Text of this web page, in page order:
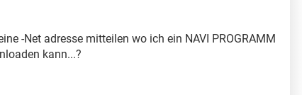
-Net adresse mitteilen wo ich ein NAVI PROGRAMM
kann...?